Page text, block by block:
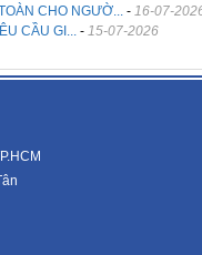
CHO NGƯỜ... - 16-07-
CẦU GI... - 15-07-2026